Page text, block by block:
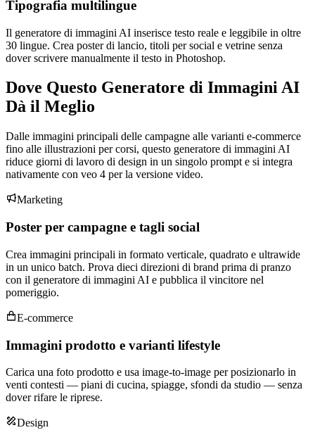
Tipografia multilingue
Il generatore di immagini AI inserisce testo reale e leggibile in oltre
30 lingue. Crea poster di lancio, titoli per social e vetrine senza
dover scrivere manualmente il testo in Photoshop.
Dove Questo Generatore di Immagini AI
Dà il Meglio
Dalle immagini principali delle campagne alle varianti e-commerce
fino alle illustrazioni per corsi, questo generatore di immagini AI
riduce giorni di lavoro di design in un singolo prompt e si integra
nativamente con veo 4 per la versione video.
Marketing
Poster per campagne e tagli social
Crea immagini principali in formato verticale, quadrato e ultrawide
in un unico batch. Prova dieci direzioni di brand prima di pranzo
con il generatore di immagini AI e pubblica il vincitore nel
pomeriggio.
E-commerce
Immagini prodotto e varianti lifestyle
Carica una foto prodotto e usa image-to-image per posizionarlo in
venti contesti — piani di cucina, spiagge, sfondi da studio — senza
dover rifare le riprese.
Design